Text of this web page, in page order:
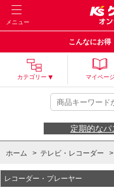
メニュー
こんなにお得
カテゴリー マイページ
定期的な
ホーム > テレビ・レコーダー >
レコーダー・プレーヤー